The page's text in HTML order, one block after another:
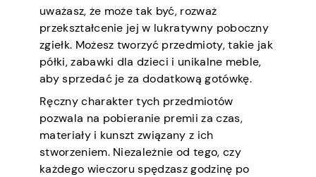
uważasz, że może tak być, rozważ
przekształcenie jej w lukratywny poboczny
zgiełk. Możesz tworzyć przedmioty, takie jak
półki, zabawki dla dzieci i unikalne meble,
aby sprzedać je za dodatkową gotówkę.
Ręczny charakter tych przedmiotów
pozwala na pobieranie premii za czas,
materiały i kunszt związany z ich
stworzeniem. Niezależnie od tego, czy
każdego wieczoru spędzasz godzinę po